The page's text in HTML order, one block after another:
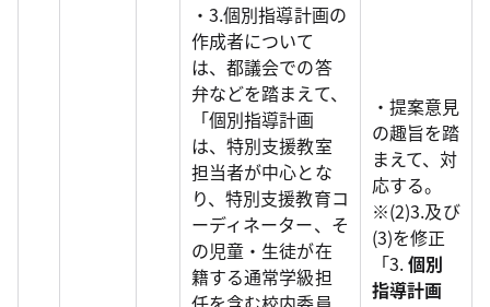
・3.個別指導計画の
作成者について
は、都議会での答
弁などを踏まえて、
「個別指導計画
は、特別支援教室
担当者が中心とな
り、特別支援教育コ
ーディネーター、そ
の児童・生徒が在
籍する通常学級担
・提案意見
の趣旨を踏
まえて、対
応する。
※(2)3.及び
(3)を修正
「3.個別
指導計画